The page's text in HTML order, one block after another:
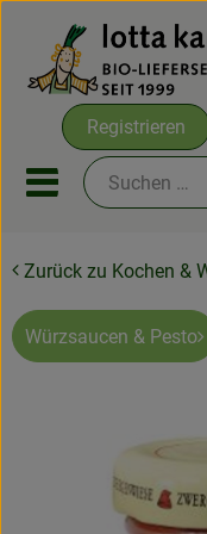
Registrieren
Mobiles
Ökokisten
Bio-Kochboxen
Saisonthemen
Zurück zu Kochen &
Würzsaucen & Pesto